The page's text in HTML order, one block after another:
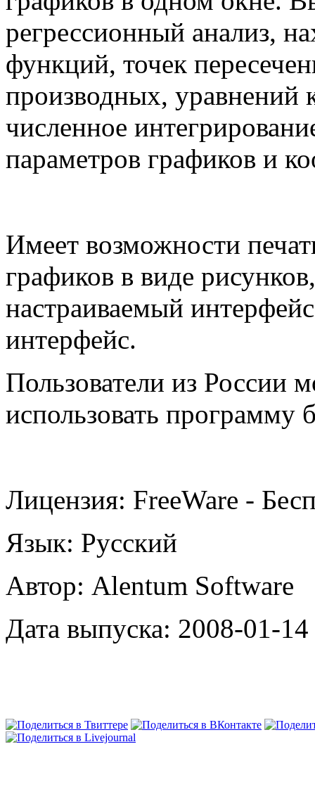
регрессионный анализ,
функций, точек
производных, уравнений
численное
параметров графиков и
Имеет возможности
графиков в виде
настраиваемый
интерфейс.
Пользователи из России
использовать программу
Лицензия: FreeWare -
Язык: Русский
Автор: Alentum Software
Дата выпуска: 2008-01-14